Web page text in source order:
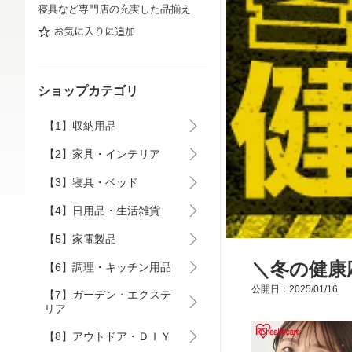
寝具など専門店の充実した品揃え
ショップカテゴリ
【1】収納用品
【2】家具・インテリア
【3】寝具・ベッド
【4】日用品・生活雑貨
【5】家電製品
【6】調理・キッチン用品
【7】ガーデン・エクステ
リア
【8】アウトドア・ＤＩＹ
＼冬の健康
公開日：2025/01/16